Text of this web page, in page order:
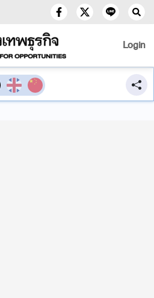
Login